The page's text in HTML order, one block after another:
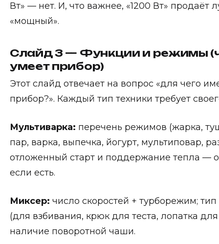
Вт» — нет. И, что важнее, «1200 Вт» продаёт
«мощный».
Слайд 3 — Функции и режимы
умеет прибор)
Этот слайд отвечает на вопрос «для чего
прибор?». Каждый тип техники требует
Мультиварка: перечень режимов (жарка,
пар, варка, выпечка, йогурт, мультиповар,
отложенный старт и поддержание тепла —
если есть.
Миксер: число скоростей + турборежим;
(для взбивания, крюк для теста, лопатка
наличие поворотной чаши.